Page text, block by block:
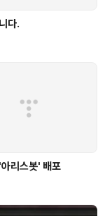
다.
리스봇' 배포